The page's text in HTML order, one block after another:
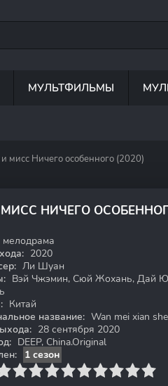
МУЛЬТФИЛЬМЫ
мисс Ничего особенного (2020)
НИЧЕГО
мелодрама
2020
Ли Шуан
Вэй Чжэмин, Сюй Жохань, Дай
Китай
название: Wan mei xian
28 сентября 2020
DEEP, China.Original
1 сезон
6 7 8 9 10